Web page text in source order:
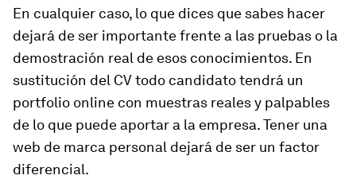
En cualquier caso, lo que dices que sabes hacer
dejará de ser importante frente a las pruebas o la
demostración real de esos conocimientos. En
sustitución del CV todo candidato tendrá un
portfolio online con muestras reales y palpables
de lo que puede aportar a la empresa. Tener una
web de marca personal dejará de ser un factor
diferencial.